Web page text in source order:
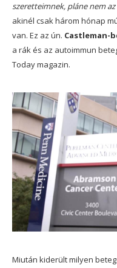
szeretteimnek, pláne nem az
akinél csak három hónap
van. Ez az ún. Castleman-
a rák és az autoimmun
Today magazin.
Miután kiderült milyen